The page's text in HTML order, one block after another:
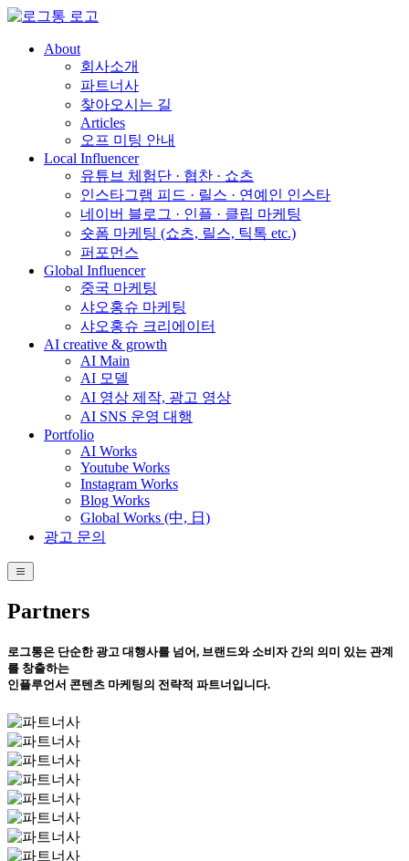
About
회사소개
파트너사
찾아오시는 길
Articles
오프 미팅 안내
Local Influencer
유튜브 체험단 · 협찬 · 쇼츠
인스타그램 피드 · 릴스 · 연예인 인스타
네이버 블로그 · 인플 · 클립 마케팅
숏폼 마케팅 (쇼츠, 릴스, 틱톡 etc.)
퍼포먼스
Global Influencer
중국 마케팅
샤오홍슈 마케팅
샤오홍슈 크리에이터
AI creative & growth
AI Main
AI 모델
AI 영상 제작, 광고 영상
AI SNS 운영 대행
Portfolio
AI Works
Youtube Works
Instagram Works
Blog Works
Global Works (中, 日)
광고 문의
Partners
로그통은 단순한 광고 대행사를 넘어, 브랜드와 소비자 간의 의미 있는 관계
를 창출하는
인플루언서 콘텐츠 마케팅의 전략적 파트너입니다.